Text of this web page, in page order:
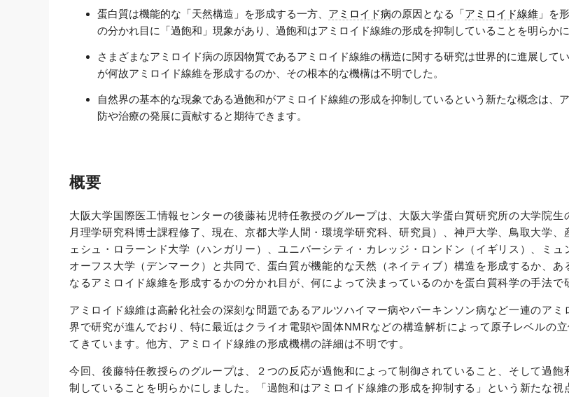
蛋白質は機能的な「天然構造」を形成する一方、 アミロイド病の原因となる「アミロイド線維 」を
の分かれ目に「過飽和」現象があり、過飽和はアミロイド線維の形成を抑制していることを明らかに
さまざまなアミロイド病の原因物質であるアミロイド線維の構造に関する研究は世界的に進展して
が何故アミロイド線維を形成するのか、その根本的な機構は不明でした。
自然界の基本的な現象である過飽和がアミロイド線維の形成を抑制しているという新たな概念は、
防や治療の発展に貢献すると期待できます。
概要
大阪大学国際医工情報センターの後藤祐児特任教授のグループは、大阪大学蛋白質研究所の大学院生
月理学研究科博士課程修了、現在、京都大学人間・環境学研究科、研究員）、神戸大学、鳥取大学
ェシュ・ロラーンド大学（ハンガリー）、ユニバーシティ・カレッジ・ロンドン（イギリス）、ミュ
オーフス大学（デンマーク）と共同で、蛋白質が機能的な天然（ネイティブ）構造を形成するか、あ
なるアミロイド線維を形成するかの分かれ目が、何によって決まっているのかを蛋白質科学の手法で
アミロイド線維は高齢化社会の深刻な問題であるアルツハイマー病やパーキンソン病など一連のアミ
界で研究が進んでおり、特に最近はクライオ電顕や固体NMRなどの構造解析によって原子レベルの
てきています。他方、アミロイド線維の形成機構の詳細は不明です。
今回、後藤特任教授らのグループは、２つの反応が過飽和によって制御されていること、そして過飽
制していることを明らかにしました。「過飽和はアミロイド線維の形成を抑制する」という新たな視